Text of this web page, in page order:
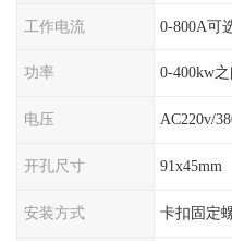
工作电流 0-800A可
功率 0-400kw
电压 AC220v/
开孔尺寸 91x45mm
安装方式 卡扣固定